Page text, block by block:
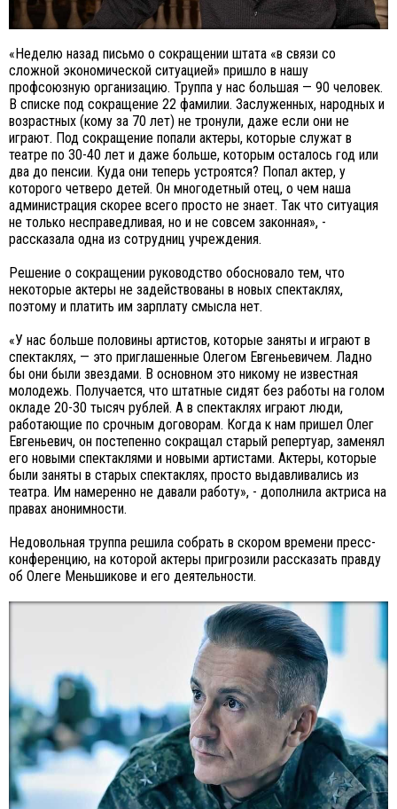
«Неделю назад письмо о сокращении штата «в связи со
сложной экономической ситуацией» пришло в нашу
профсоюзную организацию. Труппа у нас большая — 90 человек.
В списке под сокращение 22 фамилии. Заслуженных, народных и
возрастных (кому за 70 лет) не тронули, даже если они не
играют. Под сокращение попали актеры, которые служат в
театре по 30-40 лет и даже больше, которым осталось год или
два до пенсии. Куда они теперь устроятся? Попал актер, у
которого четверо детей. Он многодетный отец, о чем наша
администрация скорее всего просто не знает. Так что ситуация
не только несправедливая, но и не совсем законная», -
рассказала одна из сотрудниц учреждения.
Решение о сокращении руководство обосновало тем, что
некоторые актеры не задействованы в новых спектаклях,
поэтому и платить им зарплату смысла нет.
«У нас больше половины артистов, которые заняты и играют в
спектаклях, — это приглашенные Олегом Евгеньевичем. Ладно
бы они были звездами. В основном это никому не известная
молодежь. Получается, что штатные сидят без работы на голом
окладе 20-30 тысяч рублей. А в спектаклях играют люди,
работающие по срочным договорам. Когда к нам пришел Олег
Евгеньевич, он постепенно сокращал старый репертуар, заменял
его новыми спектаклями и новыми артистами. Актеры, которые
были заняты в старых спектаклях, просто выдавливались из
театра. Им намеренно не давали работу», - дополнила актриса на
правах анонимности.
Недовольная труппа решила собрать в скором времени пресс-
конференцию, на которой актеры пригрозили рассказать правду
об Олеге Меньшикове и его деятельности.